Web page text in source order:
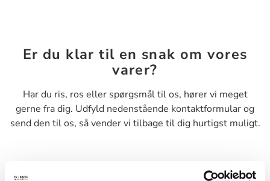
Er du klar til en snak om vores
varer?
Har du ris, ros eller spørgsmål til os, hører vi meget
gerne fra dig. Udfyld nedenstående kontaktformular og
send den til os, så vender vi tilbage til dig hurtigst muligt.